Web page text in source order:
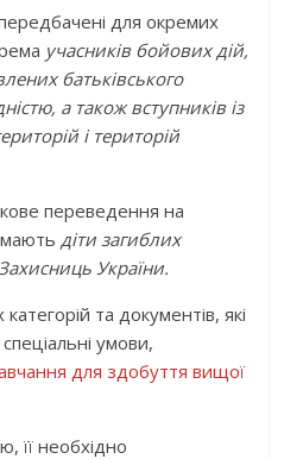
для окремих
учасників бойових дій,
батьківського
а також вступників із
і територій
переведення на
мають діти загиблих
України.
та документів, які
умови,
для здобуття вищої
її необхідно